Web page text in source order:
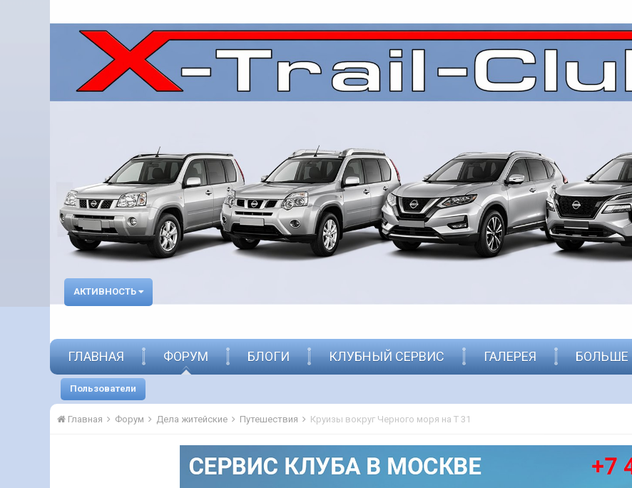
АКТИВНОСТЬ
ГЛАВНАЯ ФОРУМ
Пользователи
БЛОГИ КЛУБНЫЙ СЕРВИС ГАЛЕРЕЯ БОЛЬШЕ
Главная Форум Дела житейские Путешествия Круизы вокруг Черного моря на Т 31